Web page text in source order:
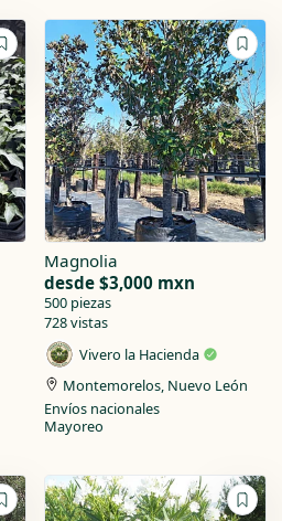
Magnolia
desde $3,000 mxn
500 piezas
728 vistas
Vivero la Hacienda
Montemorelos, Nuevo León
Envíos nacionales
Mayoreo